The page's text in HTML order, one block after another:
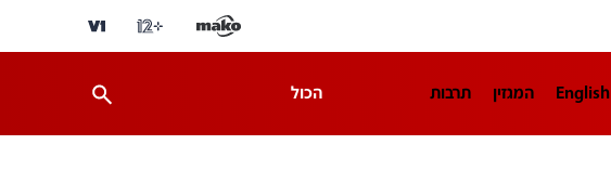
English המגזין תרבות הכול